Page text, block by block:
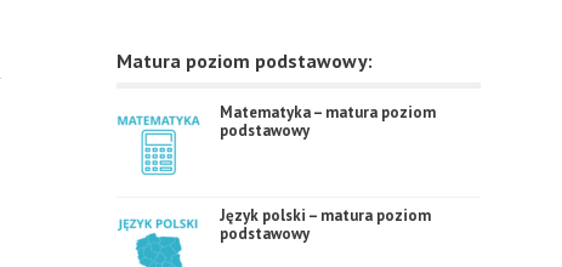
Matura poziom podstawowy:
Matematyka – matura poziom
podstawowy
Język polski – matura poziom
podstawowy